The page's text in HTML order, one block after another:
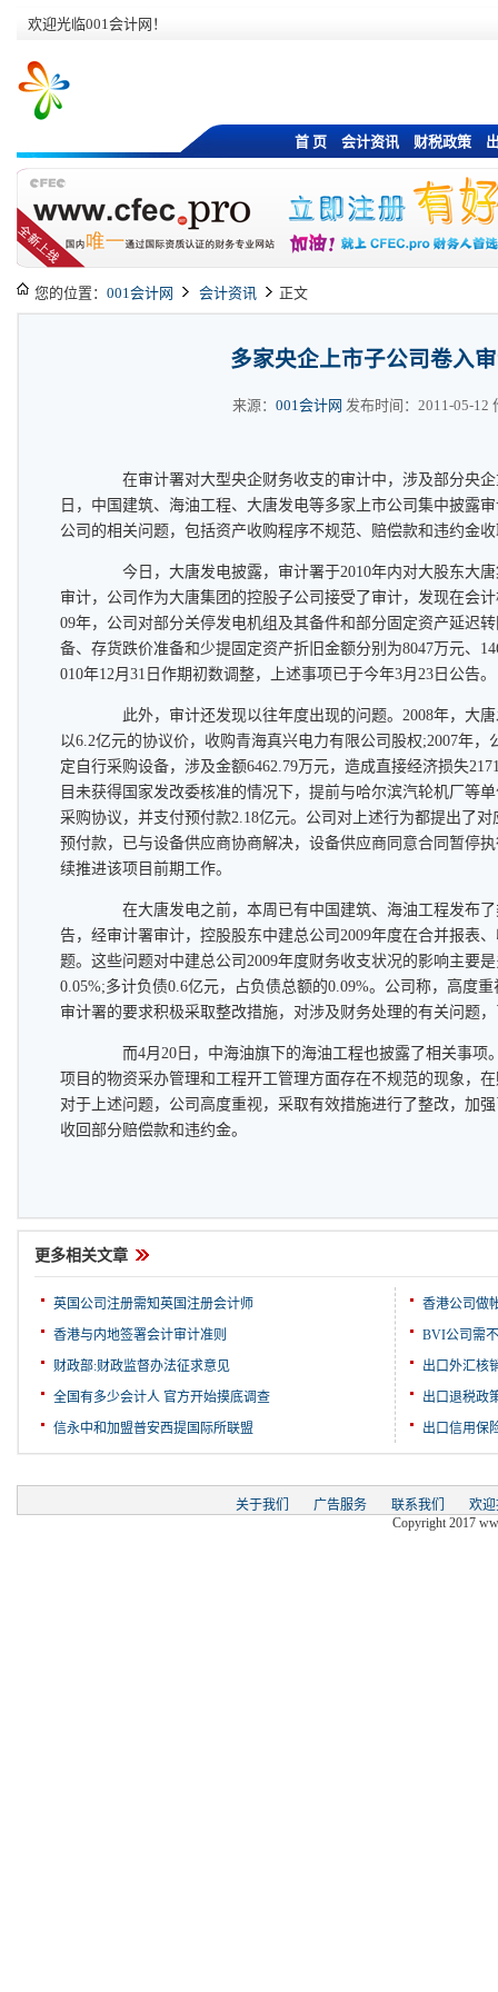
欢迎光临001会计网！
首 页 会计资讯 财税政策
您的位置： 001会计网 会计资讯 正文
多家央企上市子公司卷入
来源： 001会计网 发布时间：2011-05-12
在审计署对大型央企财务收支的审计中，涉及部分央企
日，中国建筑、海油工程、大唐发电等多家上市公司集中披露
公司的相关问题，包括资产收购程序不规范、赔偿款和违约金
今日，大唐发电披露，审计署于2010年内对大股东大唐
审计，公司作为大唐集团的控股子公司接受了审计，发现在会
09年，公司对部分关停发电机组及其备件和部分固定资产延迟
备、存货跌价准备和少提固定资产折旧金额分别为8047万元、
010年12月31日作期初数调整，上述事项已于今年3月23日公告。
此外，审计还发现以往年度出现的问题。2008年，大唐
以6.2亿元的协议价，收购青海真兴电力有限公司股权;2007年
定自行采购设备，涉及金额6462.79万元，造成直接经济损失
目未获得国家发改委核准的情况下，提前与哈尔滨汽轮机厂等
采购协议，并支付预付款2.18亿元。公司对上述行为都提出了
预付款，已与设备供应商协商解决，设备供应商同意合同暂停
续推进该项目前期工作。
在大唐发电之前，本周已有中国建筑、海油工程发布了
告，经审计署审计，控股股东中建总公司2009年度在合并报表
题。这些问题对中建总公司2009年度财务收支状况的影响主要
0.05%;多计负债0.6亿元，占负债总额的0.09%。公司称，高度
审计署的要求积极采取整改措施，对涉及财务处理的有关问题
而4月20日，中海油旗下的海油工程也披露了相关事项
项目的物资采办管理和工程开工管理方面存在不规范的现象，
对于上述问题，公司高度重视，采取有效措施进行了整改，加
收回部分赔偿款和违约金。
更多相关文章
英国公司注册需知英国注册会计师
香港与内地签署会计审计准则
财政部:财政监督办法征求意见
全国有多少会计人 官方开始摸底调查
信永中和加盟普安西提国际所联盟
香港公司做
BVI公司需
出口外汇核
出口退税政
出口信用保
关于我们 广告服务 联系我们
欢
Copyright 2017